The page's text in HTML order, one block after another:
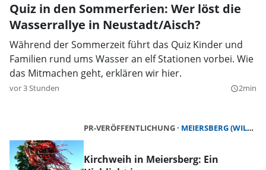
Quiz in den Sommerferien: Wer löst die
Wasserrallye in Neustadt/Aisch?
Während der Sommerzeit führt das Quiz Kinder und
Familien rund ums Wasser an elf Stationen vorbei. Wie
das Mitmachen geht, erklären wir hier.
vor 3 Stunden query_builder2min
PR-VERÖFFENTLICHUNG MEIERSBERG (WILHERMSDORF)
Kirchweih in Meiersberg: Ein